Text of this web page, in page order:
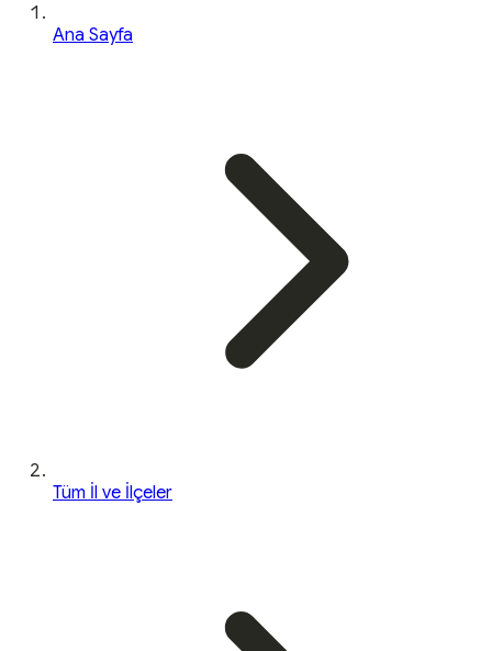
Ana Sayfa
Tüm İl ve İlçeler